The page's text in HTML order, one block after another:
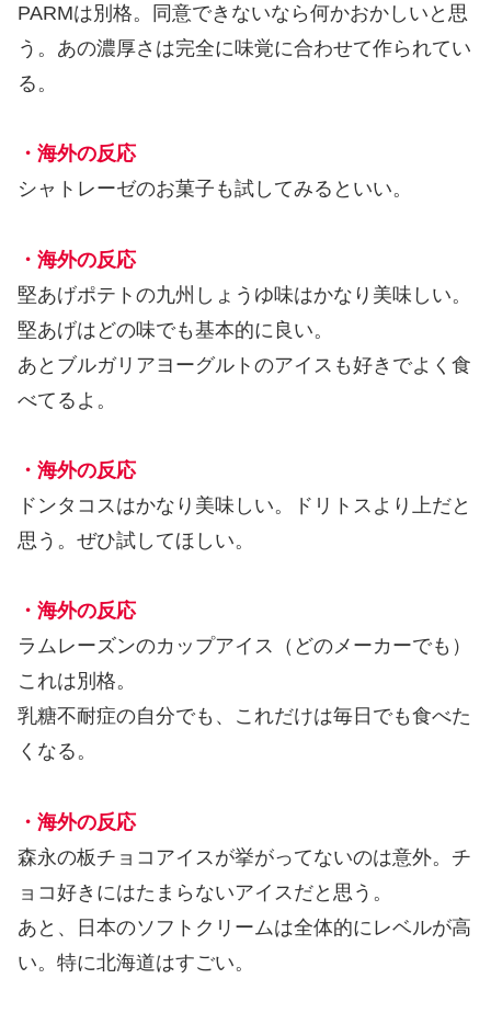
PARMは別格。同意できないなら何かおかしいと思
う。あの濃厚さは完全に味覚に合わせて作られてい
る。
・海外の反応
シャトレーゼのお菓子も試してみるといい。
・海外の反応
堅あげポテトの九州しょうゆ味はかなり美味しい。
堅あげはどの味でも基本的に良い。
あとブルガリアヨーグルトのアイスも好きでよく食
べてるよ。
・海外の反応
ドンタコスはかなり美味しい。ドリトスより上だと
思う。ぜひ試してほしい。
・海外の反応
ラムレーズンのカップアイス（どのメーカーでも）
これは別格。
乳糖不耐症の自分でも、これだけは毎日でも食べた
くなる。
・海外の反応
森永の板チョコアイスが挙がってないのは意外。チ
ョコ好きにはたまらないアイスだと思う。
あと、日本のソフトクリームは全体的にレベルが高
い。特に北海道はすごい。